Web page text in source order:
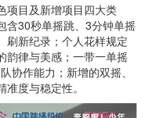
项目及新增项目四大类
含30秒单摇跳、3分钟单摇
刷新纪录；个人花样规定
韵律与美感；一带一单摇
协作能力；新增的双摇、
度与稳定性。